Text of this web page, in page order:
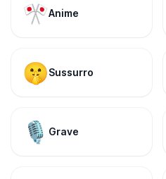
🎌Anime
🤫Sussurro
🎙️ Grave